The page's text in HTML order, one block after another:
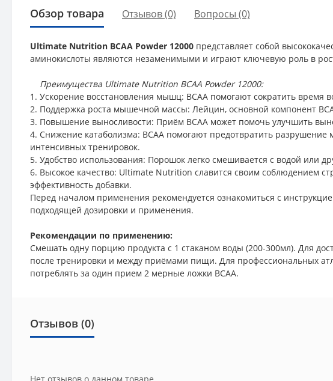
Обзор товара Отзывов (0) Вопросы (0)
Ultimate Nutrition BCAA Powder 12000 представляет собой
аминокислоты являются незаменимыми и играют ключевую роль в
Преимущества Ultimate Nutrition BCAA Powder 12000:
1. Ускорение восстановления мышц: BCAA помогают сократить
2. Поддержка роста мышечной массы: Лейцин, основной компонент
3. Повышение выносливости: Приём BCAA может помочь улучшить
4. Снижение катаболизма: BCAA помогают предотвратить
интенсивных тренировок.
5. Удобство использования: Порошок легко смешивается с водой или
6. Высокое качество: Ultimate Nutrition славится своим соблюдением
эффективность добавки.
Перед началом применения рекомендуется ознакомиться с
подходящей дозировки и применения.
Рекомендации по применению:
Смешать одну порцию продукта с 1 стаканом воды (200-300мл). Для
после тренировки и между приёмами пищи. Для профессиональных
потреблять за один прием 2 мерные ложки BCAA.
Отзывов (0)